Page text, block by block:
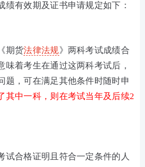
绩有效期及证书申请规定如下：
期货法律法规》两科考试成绩合
味着考生在通过这两科考试后，
题，可在满足其他条件时随时申
其中一科，则在考试当年及后续2
试合格证明且符合一定条件的人